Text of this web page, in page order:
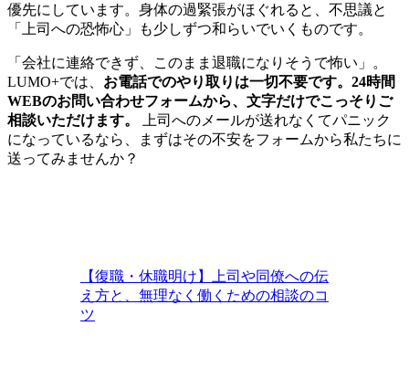
優先にしています。身体の過緊張がほぐれると、不思議と
「上司への恐怖心」も少しずつ和らいでいくものです。
「会社に連絡できず、このまま退職になりそうで怖い」。
LUMO+では、 お電話でのやり取りは一切不要です。24時間
WEBのお問い合わせフォームから、文字だけでこっそりご
相談いただけます。
上司へのメールが送れなくてパニック
になっているなら、まずはその不安をフォームから私たちに
送ってみませんか？
【復職・休職明け】上司や同僚への伝
え方と、無理なく働くための相談のコ
ツ